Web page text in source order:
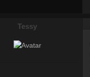
Tessy